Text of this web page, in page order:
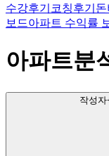
수강후기 코칭후기
보드아파트 수익률
아파트분
작성